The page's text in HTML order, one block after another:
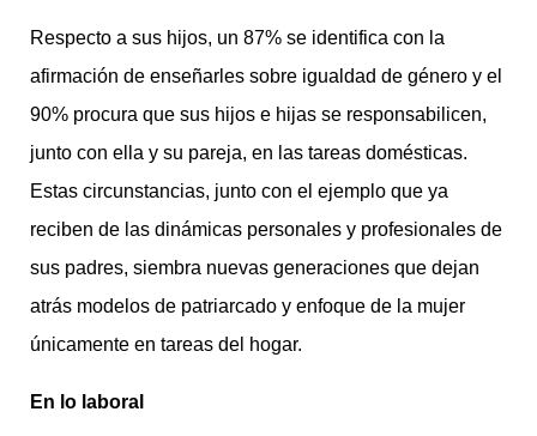
Respecto a sus hijos, un 87% se identifica con la
afirmación de enseñarles sobre igualdad de género y el
90% procura que sus hijos e hijas se responsabilicen,
junto con ella y su pareja, en las tareas domésticas.
Estas circunstancias, junto con el ejemplo que ya
reciben de las dinámicas personales y profesionales de
sus padres, siembra nuevas generaciones que dejan
atrás modelos de patriarcado y enfoque de la mujer
únicamente en tareas del hogar.
En lo laboral